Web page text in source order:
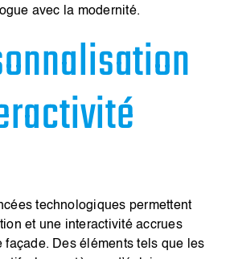
avec la modernité.
technologiques permettent
et une interactivité accrues
façade. Des éléments tels que les